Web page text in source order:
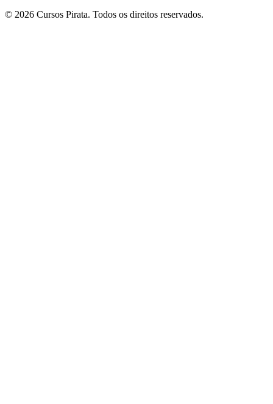
© 2026 Cursos Pirata. Todos os direitos reservados.